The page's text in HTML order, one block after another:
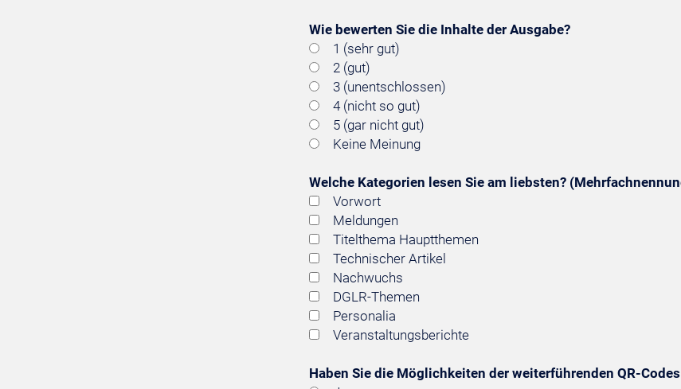
Wie bewerten Sie die Inhalte der Ausgabe?
1 (sehr gut)
2 (gut)
3 (unentschlossen)
4 (nicht so gut)
5 (gar nicht gut)
Keine Meinung
Welche Kategorien lesen Sie am liebsten?
Vorwort
Meldungen
Titelthema Hauptthemen
Technischer Artikel
Nachwuchs
DGLR-Themen
Personalia
Veranstaltungsberichte
Haben Sie die Möglichkeiten der weiterführenden QR-